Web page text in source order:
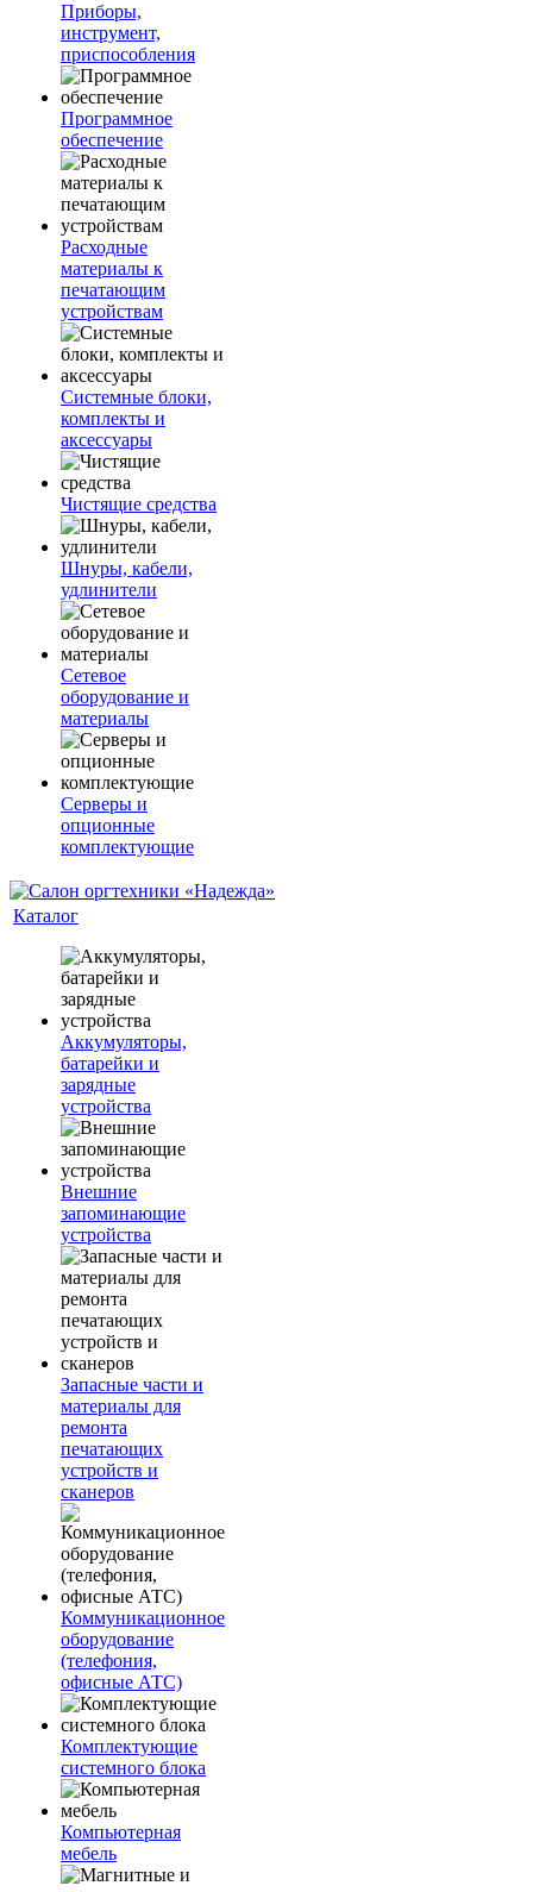
Приборы,
инструмент,
приспособления
Программное
обеспечение
Расходные
материалы к
печатающим
устройствам
Системные блоки,
комплекты и
аксессуары
Чистящие средства
Шнуры, кабели,
удлинители
Сетевое
оборудование и
материалы
Серверы и
опционные
комплектующие
Каталог
Аккумуляторы,
батарейки и
зарядные
устройства
Внешние
запоминающие
устройства
Запасные части и
материалы для
ремонта
печатающих
устройств и
сканеров
Коммуникационное
оборудование
(телефония,
офисные АТС)
Комплектующие
системного блока
Компьютерная
мебель